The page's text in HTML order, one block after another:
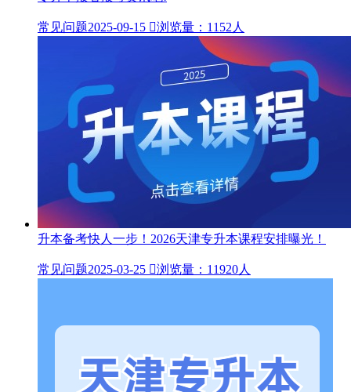
常见问题2025-09-15 浏览量：1152人
升本备考快人一步！2026天津专升本课程安排曝光！
常见问题2025-03-25 浏览量：11920人